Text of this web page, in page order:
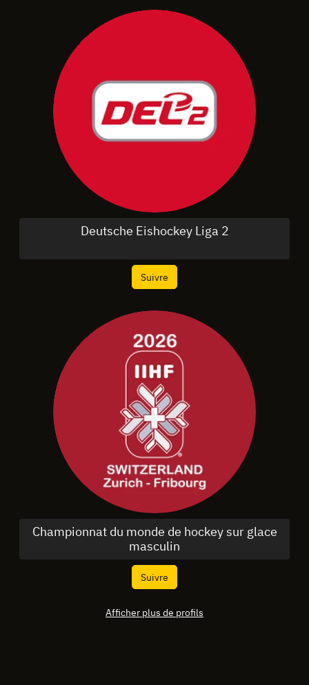
Deutsche Eishockey Liga 2
Suivre
Championnat du monde de hockey sur glace
masculin
Suivre
Afficher plus de profils